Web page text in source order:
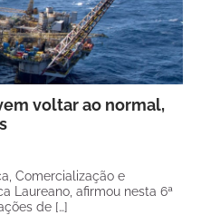
voltar ao normal,
Comercialização e
Laureano, afirmou nesta 6ª
de […]